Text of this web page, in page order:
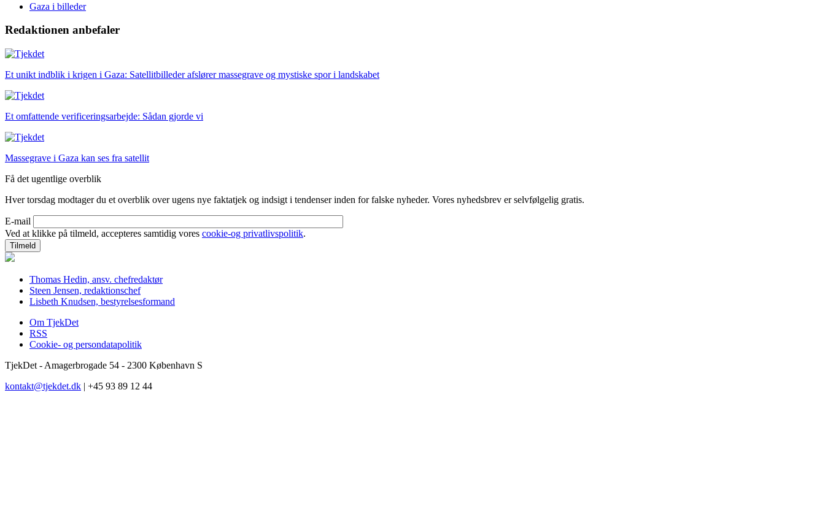
Gaza i billeder
Redaktionen anbefaler
Et unikt indblik i krigen i Gaza: Satellitbilleder afslører massegrave og mystiske spor i landskabet
Et omfattende verificeringsarbejde: Sådan gjorde vi
Massegrave i Gaza kan ses fra satellit
Få det ugentlige overblik
Hver torsdag modtager du et overblik over ugens nye faktatjek og indsigt i tendenser inden for falske nyheder. Vores nyhedsbrev er selvfølgelig gratis.
E-mail
Ved at klikke på tilmeld, accepteres samtidig vores cookie-og privatlivspolitik.
Thomas Hedin, ansv. chefredaktør
Steen Jensen, redaktionschef
Lisbeth Knudsen, bestyrelsesformand
Om TjekDet
RSS
Cookie- og persondatapolitik
TjekDet - Amagerbrogade 54 - 2300 København S
kontakt@tjekdet.dk | +45 93 89 12 44